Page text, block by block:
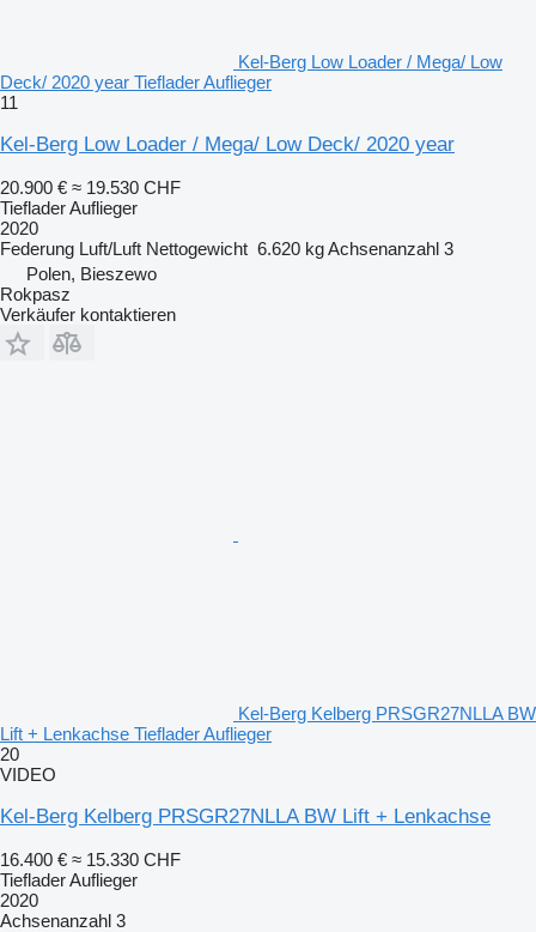
Kel-Berg Low Loader / Mega/ Low
Deck/ 2020 year Tieflader Auflieger
11
Kel-Berg Low Loader / Mega/ Low Deck/ 2020 year
20.900 € ≈ 19.530 CHF
Tieflader Auflieger
2020
Federung Luft/Luft Nettogewicht 6.620 kgAchsenanzahl 3
Polen, Bieszewo
Rokpasz
Verkäufer kontaktieren
Kel-Berg Kelberg PRSGR27NLLA BW
Lift + Lenkachse Tieflader Auflieger
20
VIDEO
Kel-Berg Kelberg PRSGR27NLLA BW Lift + Lenkachse
16.400 € ≈ 15.330 CHF
Tieflader Auflieger
2020
Achsenanzahl 3